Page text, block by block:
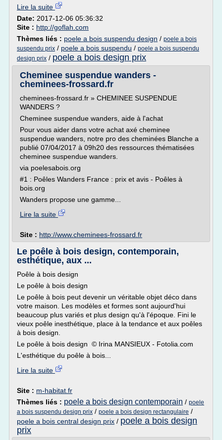
Lire la suite
Date: 2017-12-06 05:36:32
Site : http://goflah.com
Thèmes liés : poele a bois suspendu design / poele a bois
suspendu prix / poele a bois suspendu / poele a bois suspendu
design prix / poele a bois design prix
Cheminee suspendue wanders -
cheminees-frossard.fr
cheminees-frossard.fr » CHEMINEE SUSPENDUE
WANDERS ?
Cheminee suspendue wanders, aide à l'achat
Pour vous aider dans votre achat axé cheminee
suspendue wanders, notre pro des cheminées Blanche a
publié 07/04/2017 à 09h20 des ressources thématisées
cheminee suspendue wanders.
via poelesabois.org
#1 : Poêles Wanders France : prix et avis - Poêles à
bois.org
Wanders propose une gamme...
Lire la suite
Site : http://www.cheminees-frossard.fr
Le poêle à bois design, contemporain,
esthétique, aux ...
Poêle à bois design
Le poêle à bois design
Le poêle à bois peut devenir un véritable objet déco dans
votre maison. Les modèles et formes sont aujourd'hui
beaucoup plus variés et plus design qu'à l'époque. Fini le
vieux poêle inesthétique, place à la tendance et aux poêles
à bois design.
Le poêle à bois design © Irina MANSIEUX - Fotolia.com
L'esthétique du poêle à bois...
Lire la suite
Site : m-habitat.fr
Thèmes liés : poele a bois design contemporain / poele
a bois suspendu design prix / poele a bois design rectangulaire /
poele a bois central design prix / poele a bois design
prix